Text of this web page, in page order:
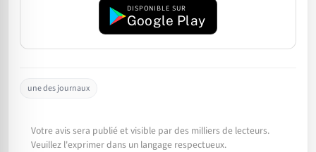
DISPONIBLE SUR
Google Play
une des journaux
Votre avis sera publié et visible par des milliers de lecteurs.
Veuillez l'exprimer dans un langage respectueux.